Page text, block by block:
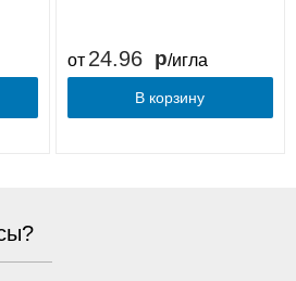
от 24.96 /игла
В корзину